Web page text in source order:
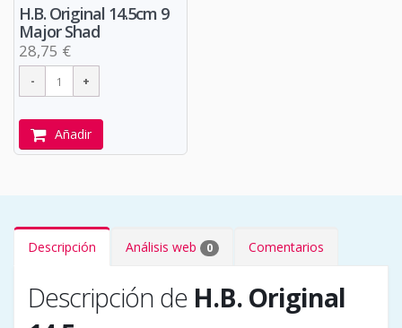
H.B. Original 14.5cm 9
Major Shad
28,75 €
Añadir
Descripción Análisis web 0 Comentarios
Descripción de H.B. Original